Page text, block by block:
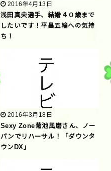
2016年4月13日
浅田真央選手、結婚４０歳まで
したいです！平昌五輪への気持
ち！
2016年3月18日
Sexy Zone菊池風磨さん、ノー
パンでリハーサル！「ダウンタ
ウンDX」